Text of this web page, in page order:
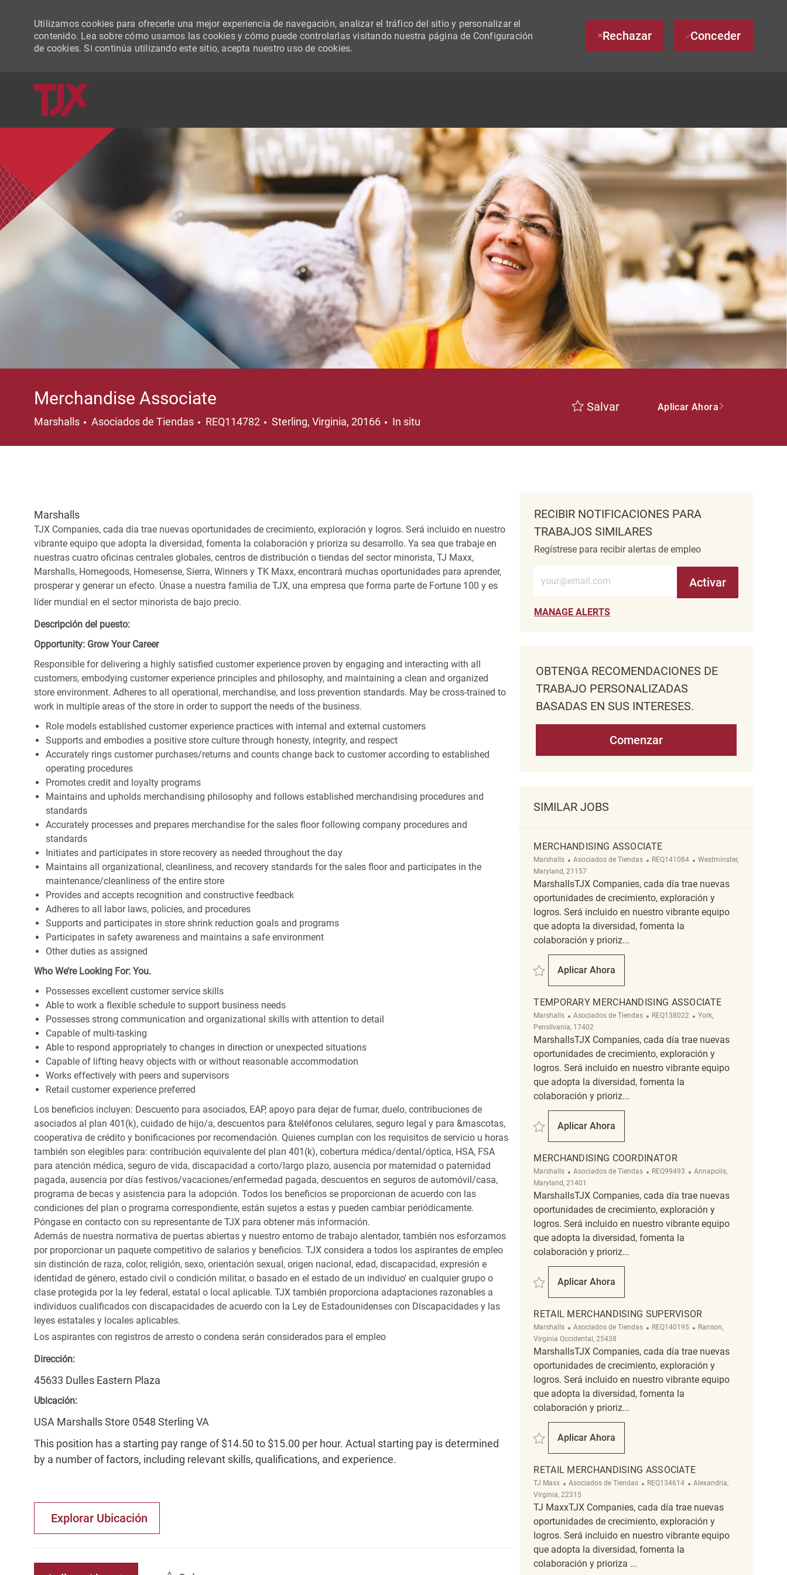
Utilizamos cookies para ofrecerle una mejor experiencia de navegación, analizar el tráfico del sitio y personalizar el
contenido. Lea sobre cómo usamos las cookies y cómo puede controlarlas visitando nuestra página de Configuración
de cookies. Si continúa utilizando este sitio, acepta nuestro uso de cookies.
Rechazar Conceder
Merchandise Associate
Marshalls Categoría
Asociados de Tiendas REQ114782 Ubicación
Sterling, Virginia, 20166 In situ
Salvar Aplicar Ahora
Marshalls
TJX Companies, cada día trae nuevas oportunidades de crecimiento, exploración y logros. Será incluido en nuestro
vibrante equipo que adopta la diversidad, fomenta la colaboración y prioriza su desarrollo. Ya sea que trabaje en
nuestras cuatro oficinas centrales globales, centros de distribución o tiendas del sector minorista, TJ Maxx,
Marshalls, Homegoods, Homesense, Sierra, Winners y TK Maxx, encontrará muchas oportunidades para aprender,
prosperar y generar un efecto. Únase a nuestra familia de TJX, una empresa que forma parte de Fortune 100 y es
líder mundial en el sector minorista de bajo precio.
Descripción del puesto:
Opportunity: Grow Your Career
Responsible for delivering a highly satisfied customer experience proven by engaging and interacting with all
customers, embodying customer experience principles and philosophy, and maintaining a clean and organized
store environment. Adheres to all operational, merchandise, and loss prevention standards. May be cross-trained to
work in multiple areas of the store in order to support the needs of the business.
Role models established customer experience practices with internal and external customers
Supports and embodies a positive store culture through honesty, integrity, and respect
Accurately rings customer purchases/returns and counts change back to customer according to established
operating procedures
Promotes credit and loyalty programs
Maintains and upholds merchandising philosophy and follows established merchandising procedures and
standards
Accurately processes and prepares merchandise for the sales floor following company procedures and
standards
Initiates and participates in store recovery as needed throughout the day
Maintains all organizational, cleanliness, and recovery standards for the sales floor and participates in the
maintenance/cleanliness of the entire store
Provides and accepts recognition and constructive feedback
Adheres to all labor laws, policies, and procedures
Supports and participates in store shrink reduction goals and programs
Participates in safety awareness and maintains a safe environment
Other duties as assigned
Who We’re Looking For: You.
Possesses excellent customer service skills
Able to work a flexible schedule to support business needs
Possesses strong communication and organizational skills with attention to detail
Capable of multi-tasking
Able to respond appropriately to changes in direction or unexpected situations
Capable of lifting heavy objects with or without reasonable accommodation
Works effectively with peers and supervisors
Retail customer experience preferred
Los beneficios incluyen: Descuento para asociados, EAP, apoyo para dejar de fumar, duelo, contribuciones de
asociados al plan 401(k), cuidado de hijo/a, descuentos para &teléfonos celulares, seguro legal y para &mascotas,
cooperativa de crédito y bonificaciones por recomendación. Quienes cumplan con los requisitos de servicio u horas
también son elegibles para: contribución equivalente del plan 401(k), cobertura médica/dental/óptica, HSA, FSA
para atención médica, seguro de vida, discapacidad a corto/largo plazo, ausencia por maternidad o paternidad
pagada, ausencia por días festivos/vacaciones/enfermedad pagada, descuentos en seguros de automóvil/casa,
programa de becas y asistencia para la adopción. Todos los beneficios se proporcionan de acuerdo con las
condiciones del plan o programa correspondiente, están sujetos a estas y pueden cambiar periódicamente.
Póngase en contacto con su representante de TJX para obtener más información.
Además de nuestra normativa de puertas abiertas y nuestro entorno de trabajo alentador, también nos esforzamos
por proporcionar un paquete competitivo de salarios y beneficios. TJX considera a todos los aspirantes de empleo
sin distinción de raza, color, religión, sexo, orientación sexual, origen nacional, edad, discapacidad, expresión e
identidad de género, estado civil o condición militar, o basado en el estado de un individuo' en cualquier grupo o
clase protegida por la ley federal, estatal o local aplicable. TJX también proporciona adaptaciones razonables a
individuos cualificados con discapacidades de acuerdo con la Ley de Estadounidenses con Discapacidades y las
leyes estatales y locales aplicables.
Los aspirantes con registros de arresto o condena serán considerados para el empleo
Dirección:
45633 Dulles Eastern Plaza
Ubicación:
USA Marshalls Store 0548 Sterling VA
This position has a starting pay range of $14.50 to $15.00 per hour. Actual starting pay is determined
by a number of factors, including relevant skills, qualifications, and experience.
Explorar Ubicación
RECIBIR NOTIFICACIONES PARA
TRABAJOS SIMILARES
Regístrese para recibir alertas de empleo
Introduzca la dirección de correo electrónico (obligatorio)
Activar
MANAGE ALERTS
OBTENGA RECOMENDACIONES DE
TRABAJO PERSONALIZADAS
BASADAS EN SUS INTERESES.
Comenzar
SIMILAR JOBS
MERCHANDISING ASSOCIATE
Marshalls Categoría
Asociados de Tiendas ReqId
REQ141084 Ubicación
Westminster,
Maryland, 21157
MarshallsTJX Companies, cada día trae nuevas
oportunidades de crecimiento, exploración y
logros. Será incluido en nuestro vibrante equipo
que adopta la diversidad, fomenta la
colaboración y prioriz...
Salvar Merchandising Associate REQ141084
Aplicar Ahora
Merchandising Associate
TEMPORARY MERCHANDISING ASSOCIATE
Marshalls Categoría
Asociados de Tiendas ReqId
REQ138022 Ubicación
York,
Pensilvania, 17402
MarshallsTJX Companies, cada día trae nuevas
oportunidades de crecimiento, exploración y
logros. Será incluido en nuestro vibrante equipo
que adopta la diversidad, fomenta la
colaboración y prioriz...
Salvar Temporary Merchandising Associate REQ138022
Aplicar Ahora
Temporary Merchandising Associate
MERCHANDISING COORDINATOR
Marshalls Categoría
Asociados de Tiendas ReqId
REQ99493 Ubicación
Annapolis,
Maryland, 21401
MarshallsTJX Companies, cada día trae nuevas
oportunidades de crecimiento, exploración y
logros. Será incluido en nuestro vibrante equipo
que adopta la diversidad, fomenta la
colaboración y prioriz...
Salvar Merchandising Coordinator REQ99493
Aplicar Ahora
Merchandising Coordinator
RETAIL MERCHANDISING SUPERVISOR
Marshalls Categoría
Asociados de Tiendas ReqId
REQ140195 Ubicación
Ranson,
Virginia Occidental, 25438
MarshallsTJX Companies, cada día trae nuevas
oportunidades de crecimiento, exploración y
logros. Será incluido en nuestro vibrante equipo
que adopta la diversidad, fomenta la
colaboración y prioriz...
Salvar Retail Merchandising Supervisor REQ140195
Aplicar Ahora
Retail Merchandising Supervisor
RETAIL MERCHANDISING ASSOCIATE
TJ Maxx Categoría
Asociados de Tiendas ReqId
REQ134614 Ubicación
Alexandria,
Virginia, 22315
TJ MaxxTJX Companies, cada día trae nuevas
oportunidades de crecimiento, exploración y
logros. Será incluido en nuestro vibrante equipo
que adopta la diversidad, fomenta la
colaboración y prioriza ...